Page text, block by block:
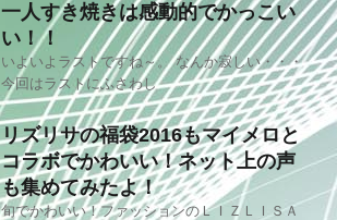
一人すき焼きは感動的でかっこい
い！！
いよいよラストですね～。 なんか寂しい・・・
今回はラストにふさわし
リズリサの福袋2016もマイメロと
コラボでかわいい！ネット上の声
も集めてみたよ！
旬でかわいい！ファッションのＬＩＺＬＩＳＡ